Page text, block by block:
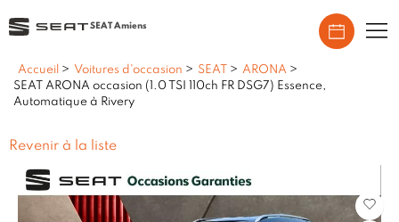
SEAT Amiens
Accueil > Voitures d'occasion > SEAT > ARONA >
SEAT ARONA occasion (1.0 TSI 110ch FR DSG7) Essence,
Automatique à Rivery
Revenir à la liste